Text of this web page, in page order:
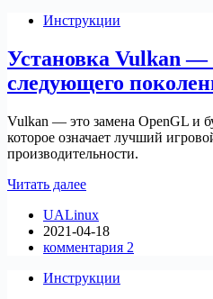
bit
в
режиме
32-
Инструкции
Установка Vulkan
следующего
Vulkan — это замена OpenGL и
которое означает лучший
производительности.
Читать далееУстановка
—
графики
следующего
в
UALinux
2021-04-18
комментария 2
Инструкции